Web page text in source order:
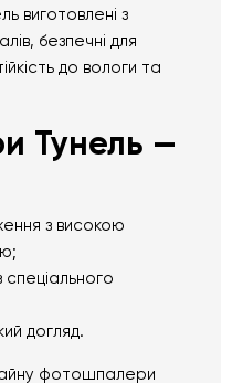
виготовлені з
безпечні для
до вологи та
Тунель —
з високою
догляд.
фотошпалери